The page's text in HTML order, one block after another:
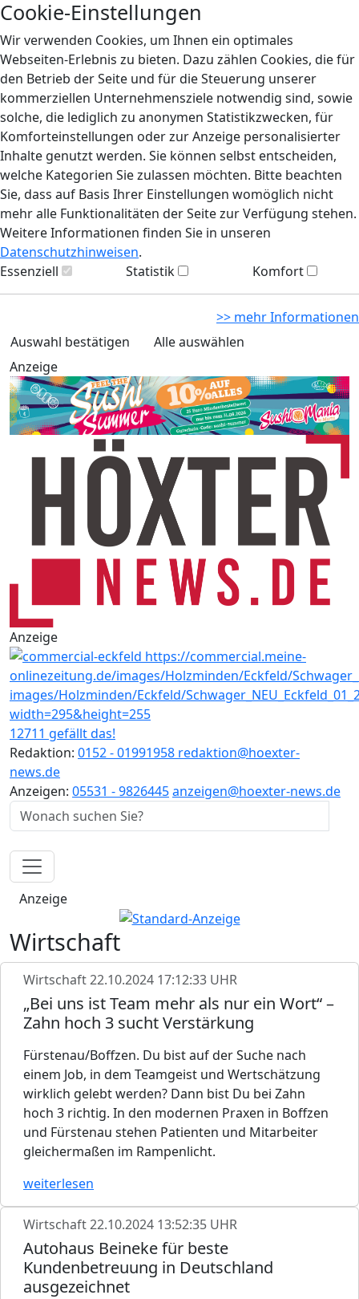
Cookie-Einstellungen
Wir verwenden Cookies, um Ihnen ein optimales
Webseiten-Erlebnis zu bieten. Dazu zählen Cookies, die für
den Betrieb der Seite und für die Steuerung unserer
kommerziellen Unternehmensziele notwendig sind, sowie
solche, die lediglich zu anonymen Statistikzwecken, für
Komforteinstellungen oder zur Anzeige personalisierter
Inhalte genutzt werden. Sie können selbst entscheiden,
welche Kategorien Sie zulassen möchten. Bitte beachten
Sie, dass auf Basis Ihrer Einstellungen womöglich nicht
mehr alle Funktionalitäten der Seite zur Verfügung stehen.
Weitere Informationen finden Sie in unseren
Datenschutzhinweisen.
Essenziell
Statistik Komfort
>> mehr Informationen
Auswahl bestätigen
Alle auswählen
Anzeige
Anzeige
12711 gefällt das!
Redaktion: 0152 - 01991958 redaktion@hoexter-
news.de
Anzeigen: 05531 - 9826445anzeigen@hoexter-news.de
Anzeige
Wirtschaft
Wirtschaft22.10.2024 17:12:33 UHR
„Bei uns ist Team mehr als nur ein Wort“ –
Zahn hoch 3 sucht Verstärkung
Fürstenau/Boffzen. Du bist auf der Suche nach
einem Job, in dem Teamgeist und Wertschätzung
wirklich gelebt werden? Dann bist Du bei Zahn
hoch 3 richtig. In den modernen Praxen in Boffzen
und Fürstenau stehen Patienten und Mitarbeiter
gleichermaßen im Rampenlicht.
weiterlesen
Wirtschaft22.10.2024 13:52:35 UHR
Autohaus Beineke für beste
Kundenbetreuung in Deutschland
ausgezeichnet